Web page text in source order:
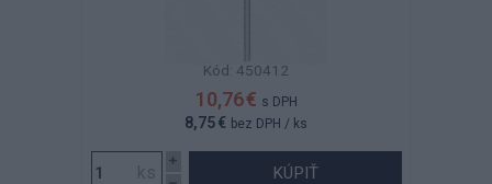
Kód: 450412
10,76 € s DPH
8,75 € bez DPH / ks
KÚPIŤ